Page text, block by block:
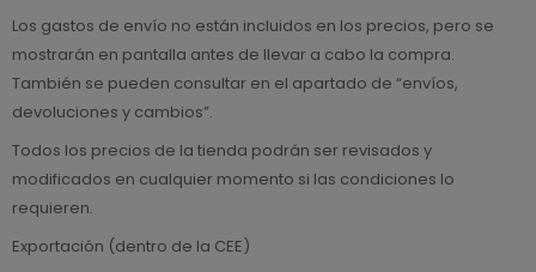
Los gastos de envío no están incluidos en los precios, pero se
mostrarán en pantalla antes de llevar a cabo la compra.
También se pueden consultar en el apartado de “envíos,
devoluciones y cambios”.
Todos los precios de la tienda podrán ser revisados y
modificados en cualquier momento si las condiciones lo
requieren.
Exportación (dentro de la CEE)